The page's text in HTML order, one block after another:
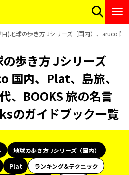
目)地球の歩き方 Jシリーズ（国内）、aruco
歩き方 Jシリーズ
国内、Plat、島旅、
、BOOKS 旅の名言
のガイドブック一覧
地球の歩き方 Jシリーズ（国内）
Plat
ランキング&テクニック